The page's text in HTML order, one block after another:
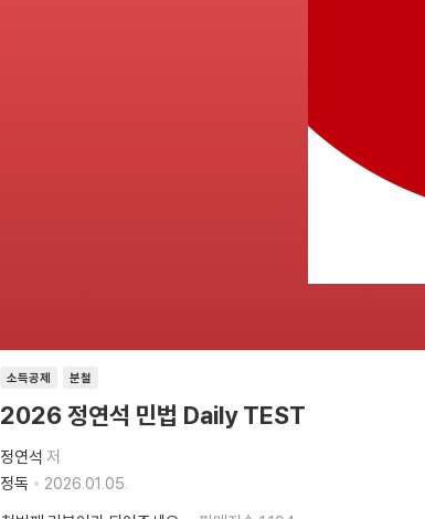
소득공제 분철
2026 정연석 민법 Daily TEST
정연석 저
정독
2026.01.05.